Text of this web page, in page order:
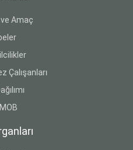
Amaç
Çalışanları